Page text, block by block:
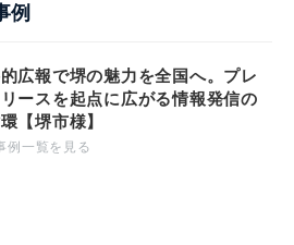
例
広報で堺の魅力を全国へ。プレ
ースを起点に広がる情報発信の
【堺市様】
例一覧を見る